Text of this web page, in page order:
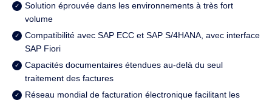
Solution éprouvée dans les environnements à très fort
volume
Compatibilité avec SAP ECC et SAP S/4HANA, avec interface
SAP Fiori
Capacités documentaires étendues au-delà du seul
traitement des factures
Réseau mondial de facturation électronique facilitant les